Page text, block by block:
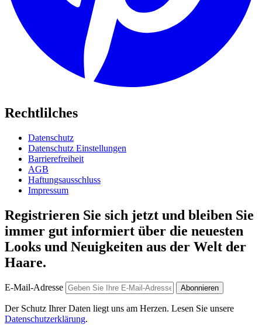
Rechtlilches
Datenschutz
Datenschutz Einstellungen
Barrierefreiheit
AGB
Haftungsausschluss
Impressum
Registrieren Sie sich jetzt und bleiben Sie
immer gut informiert über die neuesten
Looks und Neuigkeiten aus der Welt der
Haare.
E-Mail-Adresse Abonnieren
Der Schutz Ihrer Daten liegt uns am Herzen. Lesen Sie unsere
Datenschutzerklärung.